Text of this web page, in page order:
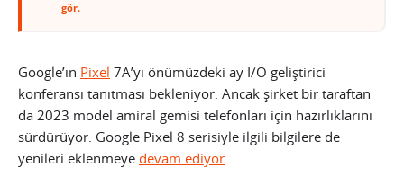
gör.
Google’ın Pixel 7A’yı önümüzdeki ay I/O geliştirici
konferansı tanıtması bekleniyor. Ancak şirket bir taraftan
da 2023 model amiral gemisi telefonları için hazırlıklarını
sürdürüyor. Google Pixel 8 serisiyle ilgili bilgilere de
yenileri eklenmeye devam ediyor.